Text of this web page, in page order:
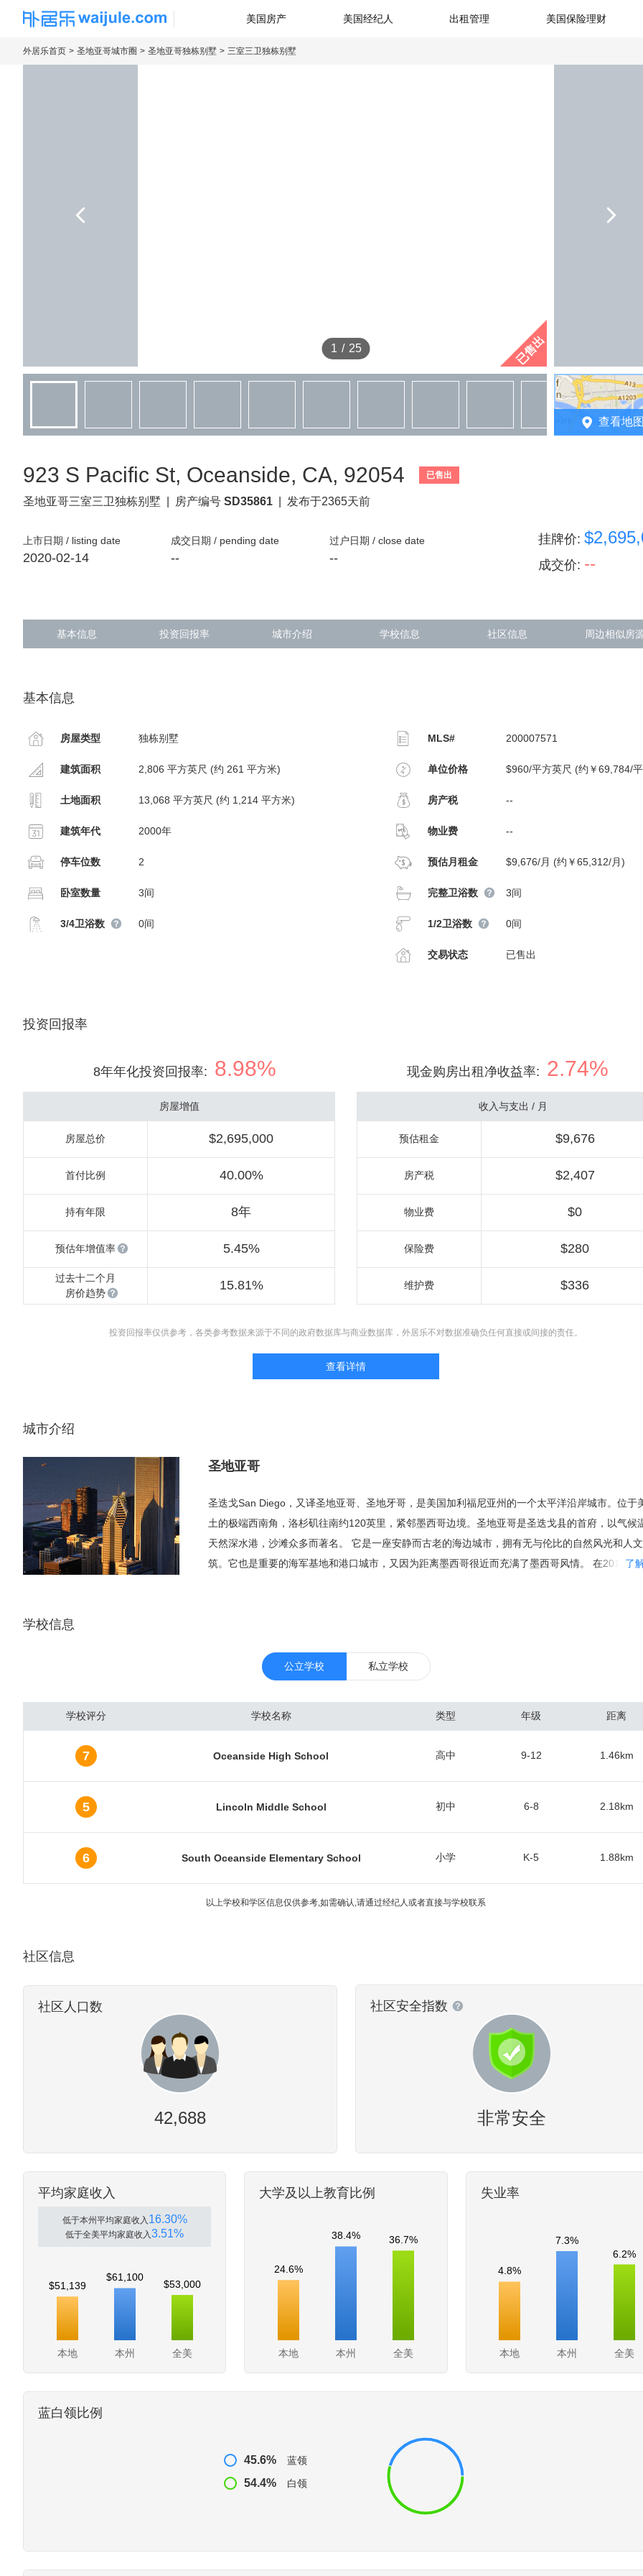
海外房产信息平台
美国房产 美国经纪人 出租管理 美国保险理财
外居乐首页 圣地亚哥城市圈 圣地亚哥独栋别墅 三室三卫独栋别墅
1 / 25 已售出
查看地
923 S Pacific St, Oceanside, CA, 92054 已售出
圣地亚哥三室三卫独栋别墅 房产编号 SD35861 发布于2365天前
上市日期 / listing date
2020-02-14
成交日期 / pending date
--
过户日期 / close date
--
挂牌价:
成交价: --
基本信息 投资回报率 城市介绍 学校信息 社区信息 周边相似房
基本信息
房屋类型 独栋别墅
建筑面积 2,806 平方英尺 (约 261 平方米)
土地面积 13,068 平方英尺 (约 1,214 平方米)
建筑年代 2000年
停车位数 2
卧室数量 3间
3/4卫浴数 0间
MLS# 200007571
单位价格 $960/平方英尺 (约￥69,784/
房产税 --
物业费 --
预估月租金 $9,676/月 (约￥65,312/月)
完整卫浴数 3间
1/2卫浴数 0间
交易状态 已售出
投资回报率
8年年化投资回报率: 8.98% 现金购房出租净收益率: 2.74%
房屋增值
房屋总价 $2,695,000
首付比例 40.00%
持有年限 8年
预估年增值率 5.45%
过去十二个月
房价趋势
15.81%
收入与支出 / 月
预估租金 $9,676
房产税 $2,407
物业费 $0
保险费 $280
维护费 $336
投资回报率仅供参考，各类参考数据来源于不同的政府数据库与商业数据库，外居乐不对数据准确负任何直接或间接的责任。
查看详情
城市介绍
圣地亚哥
圣迭戈San Diego，又译圣地亚哥、圣地牙哥，是美国加利福尼亚州的一个太平洋沿岸城市。位于
土的极端西南角，洛杉矶往南约120英里，紧邻墨西哥边境。圣地亚哥是圣迭戈县的首府，以气候
天然深水港，沙滩众多而著名。 它是一座安静而古老的海边城市，拥有无与伦比的自然风光和人
筑。它也是重要的海军基地和港口城市，又因为距离墨西哥很近而充满了墨西哥风情。 在2015年
市政府雇员约占职工总数的1/4,其中大多数在军事基地工作。导弹和飞机制造两大工业部门，拥有
工总数的1/4,在城市经济中占重要地位。电子和造船工业发展迅速，已具相当规模。圣迭戈通信工
达，CDMA的创始者通信巨头高通公司总部位于此。另外，第二大CDMA芯片厂商VIA的研发中心
此。圣地亚哥的生物制药工业也很发达。由于加州大学圣地亚哥分校 (UCSD)及其附属的UCSD医
科，1981年与墨西哥边界城市蒂华纳间建成长约26公里的电车线。港口年吞吐量约 200万吨。市
北湾畔有林德堡国际机场。终年阳光充足，气候温和宜人，为美国西海岸主要旅游、疗养地。多豪
社和游乐场所，如以展出动物品种繁多名闻世界的圣迭戈动物园和集美术馆、博物馆、剧场、花园
了
学校信息
公立学校 私立学校
学校评分 学校名称 类型 年级 距离
7 Oceanside High School 高中 9-12 1.46km
5 Lincoln Middle School 初中 6-8 2.18km
6 South Oceanside Elementary School 小学 K-5 1.88km
以上学校和学区信息仅供参考,如需确认,请通过经纪人或者直接与学校联系
社区信息
社区人口数
42,688
社区安全指数
非常安全
平均家庭收入
低于本州平均家庭收入 16.30%
低于全美平均家庭收入3.51%
本地 本州 全美
$51,139
$61,100
$53,000
大学及以上教育比例
本地 本州 全美
24.6%
38.4% 36.7%
失业率
本地 本州 全美
4.8%
7.3%
6.2%
蓝白领比例
45.6% 蓝领
54.4% 白领